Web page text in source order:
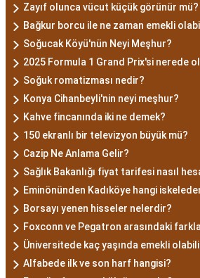
Zayıf olunca vücut küçük görünür mü?
Bağkur borcu ile ne zaman emekli
Soğucak Köyü'nün Neyi Meşhur?
2025 Formula 1 Grand Prix'si nerede
Soğuk romatizması nedir?
Konya Cihanbeyli'nin neyi meşhur?
Kahve fincanında iki ne demek?
150 ekranlı bir televizyon büyük mü?
Cazip Ne Anlama Gelir?
Sağlık Bakanlığı fiyat tarifesi nasıl
Eminönünden Kadıköye hangi
Borsayı yenen hisseler nelerdir?
Foxconn ve Pegatron arasındaki
Üniversitede kaç yaşında emekli
Alfabede ilk ve son harf hangisi?